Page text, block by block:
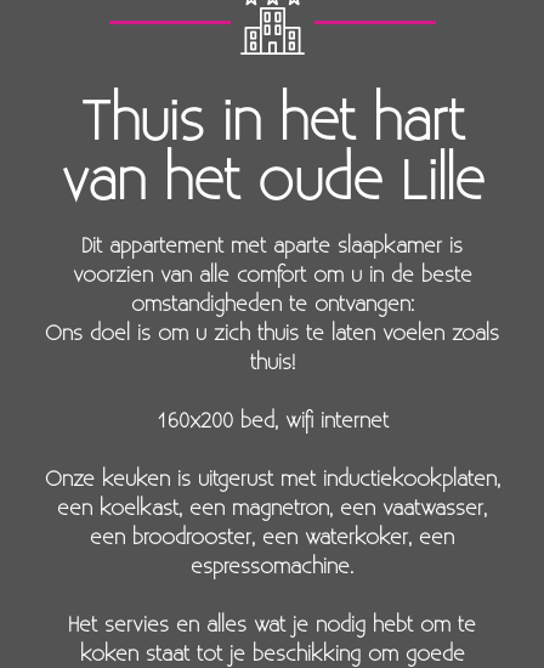
Thuis in het hart
van het oude Lille
Dit appartement met aparte slaapkamer is
voorzien van alle comfort om u in de beste
omstandigheden te ontvangen:
Ons doel is om u zich thuis te laten voelen zoals
thuis!
160x200 bed, wifi internet
Onze keuken is uitgerust met inductiekookplaten,
een koelkast, een magnetron, een vaatwasser,
een broodrooster, een waterkoker, een
espressomachine.
Het servies en alles wat je nodig hebt om te
koken staat tot je beschikking om goede